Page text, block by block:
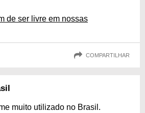
de ser livre em nossas
COMPARTILHAR
muito utilizado no Brasil.